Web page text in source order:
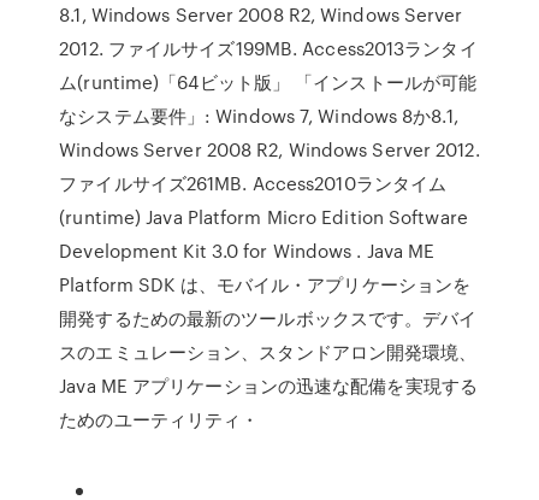
8.1, Windows Server 2008 R2, Windows Server
2012. ファイルサイズ199MB. Access2013ランタイ
ム(runtime)「64ビット版」 「インストールが可能
なシステム要件」: Windows 7, Windows 8か8.1,
Windows Server 2008 R2, Windows Server 2012.
ファイルサイズ261MB. Access2010ランタイム
(runtime) Java Platform Micro Edition Software
Development Kit 3.0 for Windows . Java ME
Platform SDK は、モバイル・アプリケーションを
開発するための最新のツールボックスです。デバイ
スのエミュレーション、スタンドアロン開発環境、
Java ME アプリケーションの迅速な配備を実現する
ためのユーティリティ・